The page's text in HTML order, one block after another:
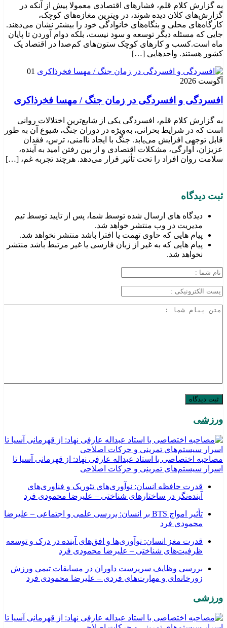
به گزارش کلام قلم، فشارهای اقتصادی معمولا پیش از آنکه در
گزارش‌های کلان دیده شوند، در ویترین مغازه‌های کوچک،
کارگاه‌های محلی و بنگاه‌های خانوادگی خود را بیشتر نشان می‌دهند.
جایی که مسئله دیگر توسعه و سود نیست، بلکه دوام آوردن تا پایان
ماه است.کسب‌ و کارهای کوچک ستون‌های کم‌صدا در اقتصاد یک
کشور هستند. واحدهایی […]
01
آگوست 2026
افسردگی و افسردگی در زمان جنگ / مهسا فخرذاکری
به گزارش کلام قلم، افسردگی یکی از شایع‌ترین اختلالات روانی
است که در شرایط بحرانی، به‌ویژه در دوران جنگ، شیوع آن به طور
قابل توجهی افزایش می‌یابد. جنگ با ایجاد ناامنی، ترس، فقدان
عزیزان، آوارگی، مشکلات اقتصادی و از بین رفتن امید به آینده،
سلامت روان افراد را تحت تأثیر قرار می‌دهد. هرچند تجربه غم، […]
ثبت دیدگاه
دیدگاه های ارسال شده توسط شما، پس از تایید توسط تیم
مدیریت در وب منتشر خواهد شد.
پیام هایی که حاوی تهمت یا افترا باشد منتشر نخواهد شد.
پیام هایی که به غیر از زبان فارسی یا غیر مرتبط باشد منتشر
نخواهد شد.
ورزشی
مصاحبه اختصاصی با استاد عبداله عارفی نهاد: از قهرمانی آسیا تا
اسرار سیستم‌های تمرینی و حرکات اصلاحی
قدرت حافظه انسان: نوآوری‌های تئوریک و فناوری‌های
آینده‌نگر در ساختارهای شناختی – علیرضا محمودی فرد
تأثیر امواج BTS بر انسان: بررسی علمی و اجتماعی – علیرضا
محمودی فرد
قدرت مغز انسان: نوآوری‌ها و افق‌های آینده در درک و توسعه
ظرفیت‌های شناختی – علیرضا محمودی فرد
بررسی وظايف سرپرست داوران در مسابقات تیمي ورزش
زورخانه‌ای و مهارت‌های فردی – علیرضا محمودی فرد
ورزشی